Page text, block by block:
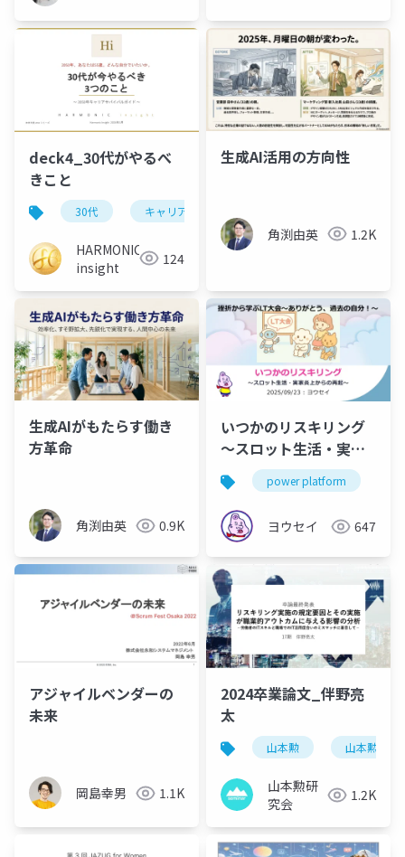
deck4_30代がやるべ
きこと
30代 キャリア
HARMONIC
insight
124
生成AI活用の方向性
角渕由英 1.2K
生成AIがもたらす働き
方革命
角渕由英 0.9K
いつかのリスキリング
～スロット生活・実家
炎上からの再起～＠挫
折から学ぶLT大会～あ
りがとう、過去の自
分！～
power platform
ヨウセイ 647
アジャイルベンダーの
未来
岡島幸男 1.1K
2024卒業論文_伴野亮
太
山本勲 山本勲研究
山本勲研
究会
1.2K